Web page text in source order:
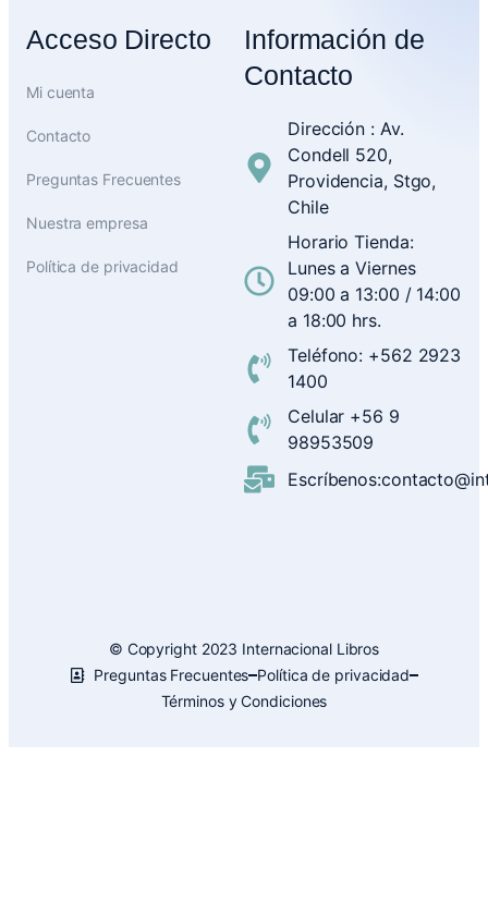
Acceso Directo
Mi cuenta
Contacto
Preguntas Frecuentes
Nuestra empresa
Política de privacidad
Información de
Contacto
Dirección : Av.
Condell 520,
Providencia, Stgo,
Chile
Horario Tienda:
Lunes a Viernes
09:00 a 13:00 / 14:00
a 18:00 hrs.
Teléfono: +562 2923
1400
Celular +56 9
98953509
© Copyright 2023 Internacional Libros
Preguntas Frecuentes Política de privacidad
Términos y Condiciones